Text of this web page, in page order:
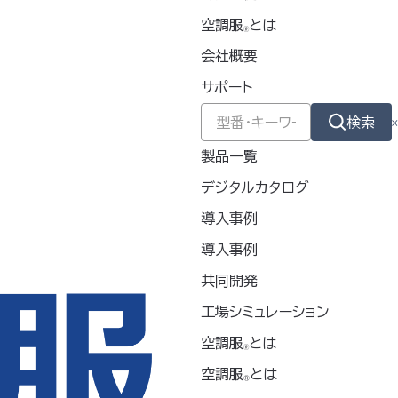
空調服🄬 とは
会社概要
サポート
検索
製品一覧
デジタルカタログ
導入事例
導入事例
共同開発
工場シミュレーション
空調服🄬 とは
空調服® とは